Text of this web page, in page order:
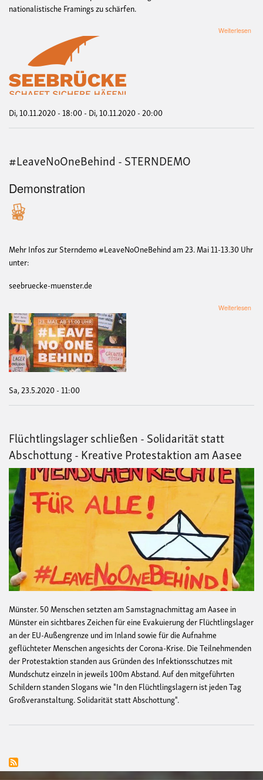
nationalistische Framings zu schärfen.
Weiterlesen
Di, 10.11.2020 - 18:00- Di, 10.11.2020 - 20:00
#LeaveNoOneBehind - STERNDEMO
Demonstration
Mehr Infos zur Sterndemo #LeaveNoOneBehind am 23. Mai 11-13.30 Uhr
unter:
seebruecke-muenster.de
Weiterlesen
Sa, 23.5.2020 - 11:00
Flüchtlingslager schließen - Solidarität statt
Abschottung - Kreative Protestaktion am Aasee
Münster. 50 Menschen setzten am Samstagnachmittag am Aasee in
Münster ein sichtbares Zeichen für eine Evakuierung der Flüchtlingslager
an der EU-Außengrenze und im Inland sowie für die Aufnahme
geflüchteter Menschen angesichts der Corona-Krise. Die Teilnehmenden
der Protestaktion standen aus Gründen des Infektionsschutzes mit
Mundschutz einzeln in jeweils 100m Abstand. Auf den mitgeführten
Schildern standen Slogans wie "In den Flüchtlingslagern ist jeden Tag
Großveranstaltung. Solidarität statt Abschottung".